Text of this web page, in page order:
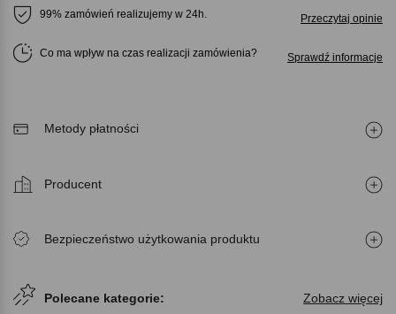
99% zamówień realizujemy w 24h. Przeczytaj opinie
Co ma wpływ na czas realizacji zamówienia Sprawdź informacje
Metody płatności
Producent
Bezpieczeństwo użytkowania produktu
Polecane kategorie: Zobacz więcej